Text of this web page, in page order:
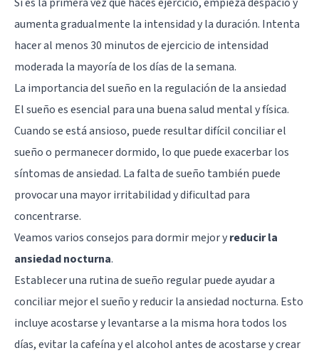
aumenta gradualmente la intensidad y la duración. Intenta
hacer al menos 30 minutos de ejercicio de intensidad
moderada la mayoría de los días de la semana.
La importancia del sueño en la regulación de la ansiedad
El sueño es esencial para una buena salud mental y física.
Cuando se está ansioso, puede resultar difícil conciliar el
sueño o permanecer dormido, lo que puede exacerbar los
síntomas de ansiedad. La falta de sueño también puede
provocar una mayor irritabilidad y dificultad para
concentrarse.
Veamos varios consejos para dormir mejor yreducir la
ansiedad nocturna.
Establecer una rutina de sueño regular puede ayudar a
conciliar mejor el sueño y reducir la ansiedad nocturna. Esto
incluye acostarse y levantarse a la misma hora todos los
días, evitar la cafeína y el alcohol antes de acostarse y crear